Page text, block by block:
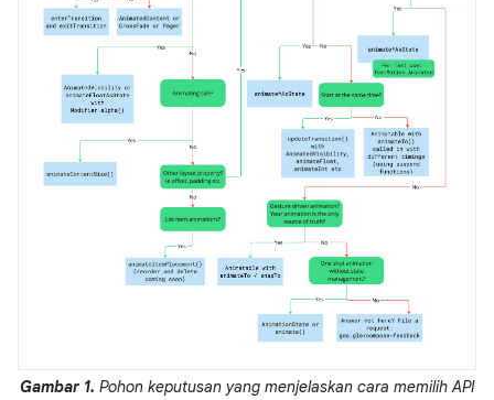
Gambar 1. Pohon keputusan yang menjelaskan cara memilih API